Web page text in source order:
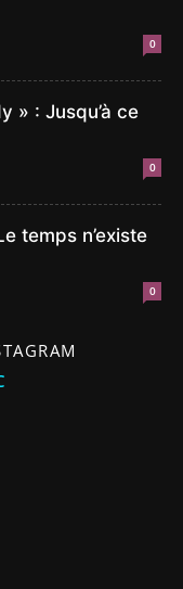
0
» : Jusqu’à ce
0
temps n’existe
0